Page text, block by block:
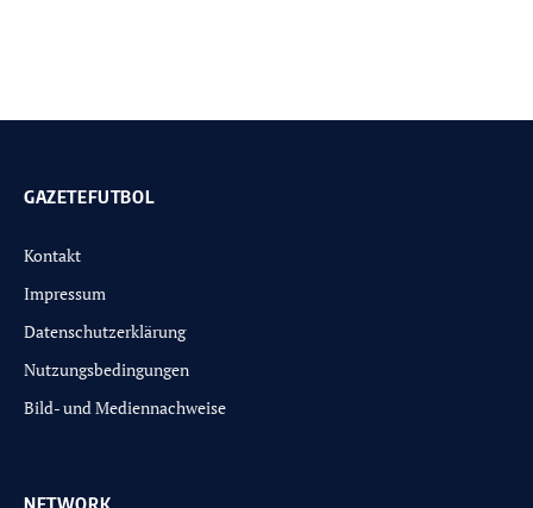
GAZETEFUTBOL
Kontakt
Impressum
Datenschutzerklärung
Nutzungsbedingungen
Bild- und Mediennachweise
NETWORK